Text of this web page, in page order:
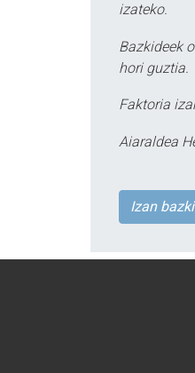
izateko.
Bazkideek
hori guztia.
Faktoria
Aiaraldea
Izan